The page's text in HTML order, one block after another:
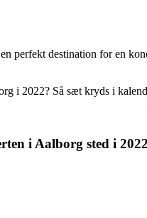
perfekt destination for en
i 2022? Så sæt kryds i
i Aalborg sted i